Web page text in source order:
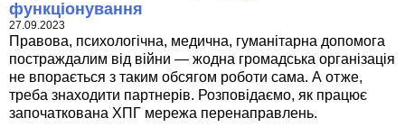
функціонування
27.09.2023
Правова, психологічна, медична, гуманітарна допомога
постраждалим від війни — жодна громадська організація
не впорається з таким обсягом роботи сама. А отже,
треба знаходити партнерів. Розповідаємо, як працює
започаткована ХПГ мережа перенаправлень.